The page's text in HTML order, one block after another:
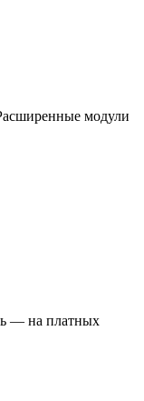
модули
— на платных